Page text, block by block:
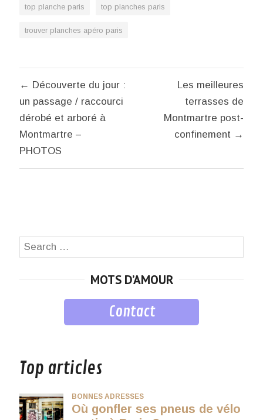
top planche paris top planches paris
trouver planches apéro paris
Navigation
de
l’article
← Découverte du jour :
un passage / raccourci
dérobé et arboré à
Montmartre –
PHOTOS
Les meilleures
terrasses de
Montmartre post-
confinement →
Search
MOTS D’AMOUR
Contact
Top articles